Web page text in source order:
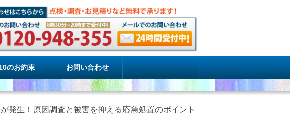
のお約束 お問い合わせ
発生！原因調査と被害を抑える応急処置のポイント